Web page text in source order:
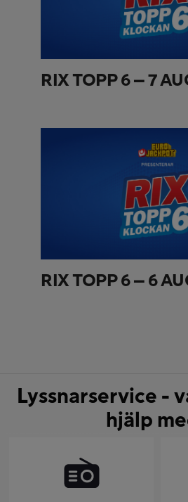
RIX TOPP 6 – 7
RIX TOPP 6 – 6
Lyssnarservice -
hjälp